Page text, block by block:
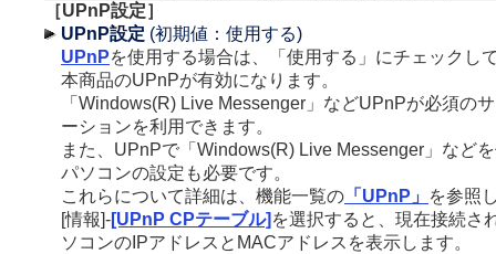
［UPnP設定］
UPnP設定 (初期値：使用する)
UPnPを使用する場合は、「使用する」にチェックし
本商品のUPnPが有効になります。
「Windows(R) Live Messenger」などUPnPが必須の
ーションを利用できます。
また、UPnPで「Windows(R) Live Messenger」など
パソコンの設定も必要です。
これらについて詳細は、機能一覧の 「UPnP」 を参照
[情報]-[UPnP CPテーブル] を選択すると、現在接続さ
ソコンのIPアドレスとMACアドレスを表示します。